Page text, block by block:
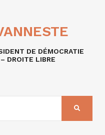
DE DÉMOCRATIE
DROITE LIBRE